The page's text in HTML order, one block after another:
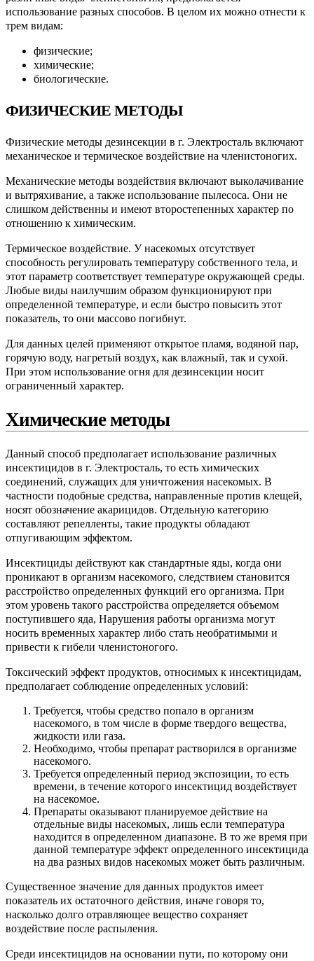
использование разных способов. В целом их можно отнести к
трем видам:
физические;
химические;
биологические.
ФИЗИЧЕСКИЕ МЕТОДЫ
Физические методы дезинсекции в г. Электросталь включают
механическое и термическое воздействие на членистоногих.
Механические методы воздействия включают выколачивание
и вытряхивание, а также использование пылесоса. Они не
слишком действенны и имеют второстепенных характер по
отношению к химическим.
Термическое воздействие. У насекомых отсутствует
способность регулировать температуру собственного тела, и
этот параметр соответствует температуре окружающей среды.
Любые виды наилучшим образом функционируют при
определенной температуре, и если быстро повысить этот
показатель, то они массово погибнут.
Для данных целей применяют открытое пламя, водяной пар,
горячую воду, нагретый воздух, как влажный, так и сухой.
При этом использование огня для дезинсекции носит
ограниченный характер.
Химические методы
Данный способ предполагает использование различных
инсектицидов в г. Электросталь, то есть химических
соединений, служащих для уничтожения насекомых. В
частности подобные средства, направленные против клещей,
носят обозначение акарицидов. Отдельную категорию
составляют репелленты, такие продукты обладают
отпугивающим эффектом.
Инсектициды действуют как стандартные яды, когда они
проникают в организм насекомого, следствием становится
расстройство определенных функций его организма. При
этом уровень такого расстройства определяется объемом
поступившего яда, Нарушения работы организма могут
носить временных характер либо стать необратимыми и
привести к гибели членистоногого.
Токсический эффект продуктов, относимых к инсектицидам,
предполагает соблюдение определенных условий:
Требуется, чтобы средство попало в организм
насекомого, в том числе в форме твердого вещества,
жидкости или газа.
Необходимо, чтобы препарат растворился в организме
насекомого.
Требуется определенный период экспозиции, то есть
времени, в течение которого инсектицид воздействует
на насекомое.
Препараты оказывают планируемое действие на
отдельные виды насекомых, лишь если температура
находится в определенном диапазоне. В то же время при
данной температуре эффект определенного инсектицида
на два разных видов насекомых может быть различным.
Существенное значение для данных продуктов имеет
показатель их остаточного действия, иначе говоря то,
насколько долго отравляющее вещество сохраняет
воздействие после распыления.
Среди инсектицидов на основании пути, по которому они